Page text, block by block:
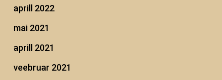
aprill 2022
mai 2021
aprill 2021
veebruar 2021